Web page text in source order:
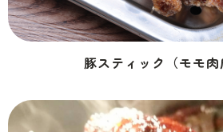
豚スティック（モモ肉